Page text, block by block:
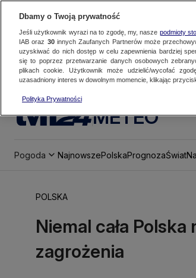
METEO
Pogoda NajnowszePolskaPrognozaŚwiat
POLSKA
Niemal cała
zagrożenia
Dbamy o Twoją prywatność
Jeśli użytkownik wyrazi na to zgodę, my, nasze podmioty
IAB oraz 30innych Zaufanych Partnerów może
uzyskiwać do nich dostęp w celu zapewnienia bardziej
się to poprzez przetwarzanie danych osobowych
plikach cookie. Użytkownik może udzielić/wycofać
uzasadniony interes w dowolnym momencie, klikając
Polityka Prywatności